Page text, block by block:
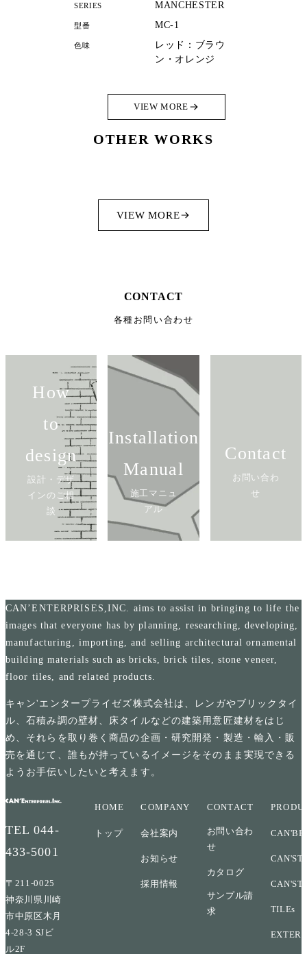
SERIES MANCHESTER
型番 MC-1
色味
レッド：ブラウ
ン・オレンジ
VIEW MORE
OTHER WORKS
VIEW MORE
CONTACT
各種お問い合わせ
How
to
design
設計・デザ
インのご相
談
Installation
Manual
施工マニュ
アル
Contact
お問い合わ
せ
CAN’ENTERPRISES,INC. aims to assist in bringing to life the
images that everyone has by planning, researching, developing,
manufacturing, importing, and selling architectural ornamental
building materials such as bricks, brick tiles, stone veneer,
floor tiles, and related products.
キャン'エンタープライゼズ株式会社は、レンガやブリックタイ
ル、石積み調の壁材、床タイルなどの建築用意匠建材をはじ
め、それらを取り巻く商品の企画・研究開発・製造・輸入・販
売を通じて、誰もが持っているイメージをそのまま実現できる
ようお手伝いしたいと考えます。
TEL044-
433-5001
〒211-0025
神奈川県川崎
市中原区木月
4-28-3 SJビ
ル2F
HOME
トップ
COMPANY
会社案内
お知らせ
採用情報
CONTACT
お問い合わ
せ
カタログ
サンプル請
求
TILEs